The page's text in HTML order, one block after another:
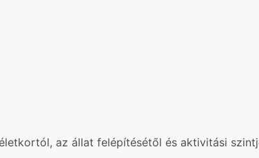
az állat felépítésétől és aktivitási